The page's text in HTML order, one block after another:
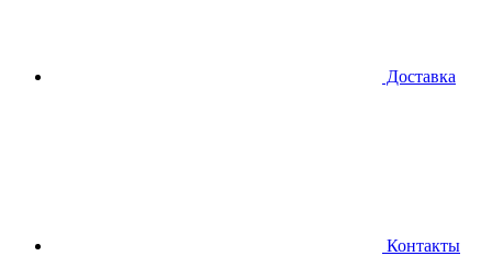
Доставка
Контакты